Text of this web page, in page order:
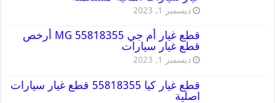
ديسمبر 1, 2023
قطع غيار أم جي MG 55818355 أرخص
قطع غيار سيارات
ديسمبر 1, 2023
قطع غيار كيا 55818355 قطع غيار سيارات
اصلية